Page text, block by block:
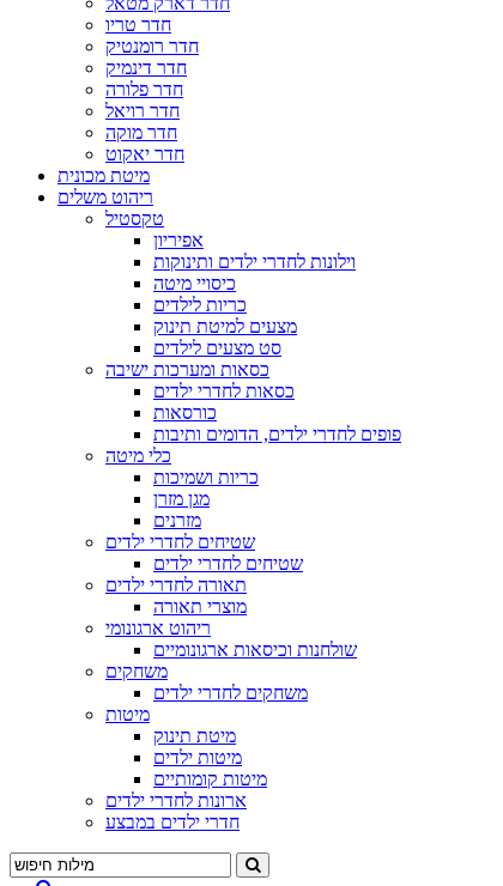
חדר טריו
חדר רומנטיק
חדר דינמיק
חדר פלורה
חדר רויאל
חדר מוקה
חדר יאקוט
מיטת מכונית
ריהוט משלים
טקסטיל
אפיריון
וילונות לחדרי ילדים ותינוקות
כיסויי מיטה
כריות לילדים
מצעים למיטת תינוק
סט מצעים לילדים
כסאות ומערכות ישיבה
כסאות לחדרי ילדים
כורסאות
פופים לחדרי ילדים, הדומים ותיבות
כלי מיטה
כריות ושמיכות
מגן מזרן
מזרנים
שטיחים לחדרי ילדים
שטיחים לחדרי ילדים
תאורה לחדרי ילדים
מוצרי תאורה
ריהוט ארגונומי
שולחנות וכיסאות ארגונומיים
משחקים
משחקים לחדרי ילדים
מיטות
מיטת תינוק
מיטות ילדים
מיטות קומותיים
ארונות לחדרי ילדים
חדרי ילדים במבצע